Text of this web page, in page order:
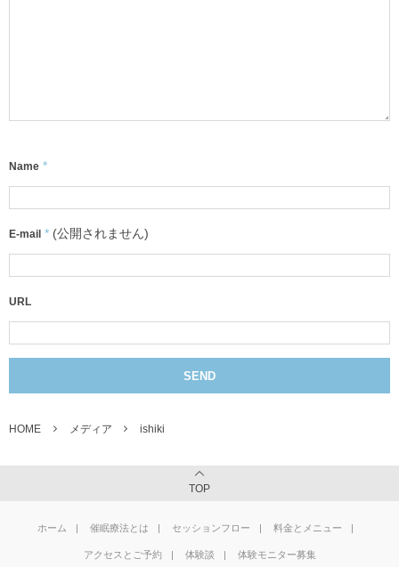
Name *
E-mail * (公開されません)
URL
HOME メディア ishiki
TOP
ホーム 催眠療法とは セッションフロー 料金とメニュー
アクセスとご予約 体験談 体験モニター募集